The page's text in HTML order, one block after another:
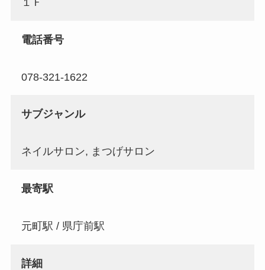
電話番号
078-321-1622
サブジャンル
ネイルサロン, まつげサロン
最寄駅
元町駅 / 県庁前駅
詳細